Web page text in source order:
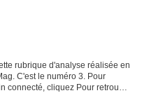
rubrique d'analyse réalisée en
C'est le numéro 3. Pour
connecté, cliquez Pour retrouver